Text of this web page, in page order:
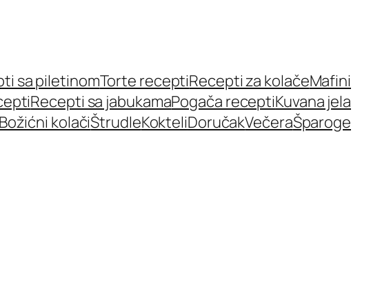
sa piletinomTorte receptiRecepti za kolačeMafini
Recepti sa jabukamaPogača receptiKuvana jela
Božićni kolačiŠtrudleKokteliDoručakVečeraŠparoge